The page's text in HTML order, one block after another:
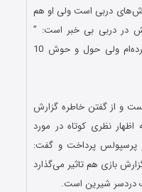
دربی است ولی او هم
در دربی بی خبر است: ”
دقیقا نمی‌دانم چند دربی را گزارش کرده‌ام ولی حول و حوش 10
و از گفتن خاطره گزارش
نظری کوتاه در مورد
پرسپولس پرداخت و گفت:
بازی هم تاثیر می‌گذارد
دردسر شیرین است.